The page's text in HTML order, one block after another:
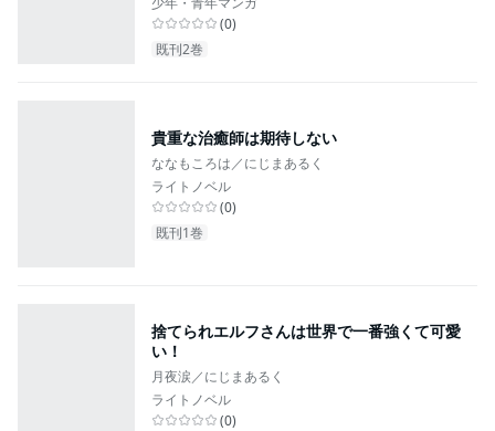
(0)
既刊2巻
貴重な治癒師は期待しない
ななもころは／にじまあるく
ライトノベル
(0)
既刊1巻
捨てられエルフさんは世界で一番強くて可愛
い！
月夜涙／にじまあるく
ライトノベル
(0)